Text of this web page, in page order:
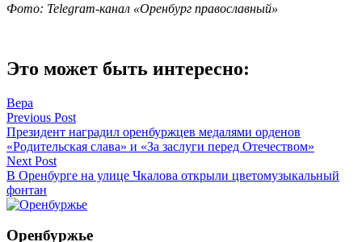
Фото: Telegram-канал «Оренбург православный»
Это может быть интересно:
Вера
Навигация
по
записям
Previous Post
Президент наградил оренбуржцев медалями орденов
«Родительская слава» и «За заслуги перед Отечеством»
Next Post
В Оренбурге на улице Чкалова открыли цветомузыкальный
фонтан
Оренбуржье